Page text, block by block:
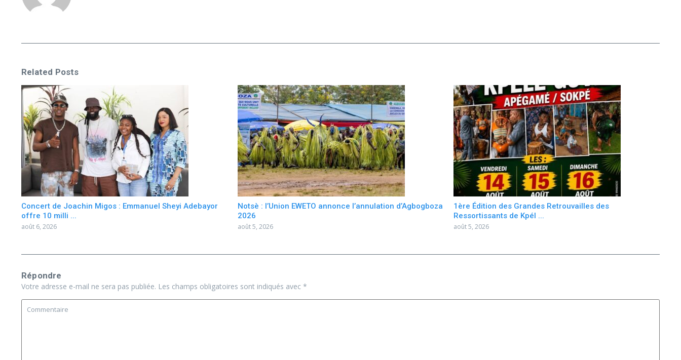
Related Posts
Concert de Joachin Migos : Emmanuel Sheyi Adebayor
offre 10 milli ...
août 6, 2026
Notsè : l’Union EWETO annonce l’annulation d’Agbogboza
2026
août 5, 2026
1ère Édition des Grandes Retrouvailles des
Ressortissants de Kpél ...
août 5, 2026
Répondre
Votre adresse e-mail ne sera pas publiée. Les champs obligatoires sont indiqués avec *